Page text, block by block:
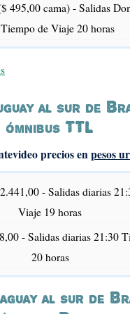
495,00 cama) - Salidas
de Viaje 20 horas
al sur de
ómnibus TTL
precios enpesos
- Salidas diarias
Viaje 19 horas
- Salidas diarias 21:30
20 horas
al sur de